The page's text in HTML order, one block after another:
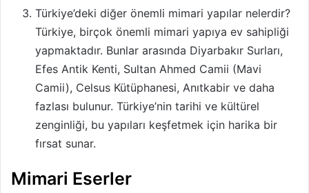
Türkiye’deki diğer önemli mimari yapılar nelerdir?
Türkiye, birçok önemli mimari yapıya ev sahipliği
yapmaktadır. Bunlar arasında Diyarbakır Surları,
Efes Antik Kenti, Sultan Ahmed Camii (Mavi
Camii), Celsus Kütüphanesi, Anıtkabir ve daha
fazlası bulunur. Türkiye’nin tarihi ve kültürel
zenginliği, bu yapıları keşfetmek için harika bir
fırsat sunar.
Mimari Eserler